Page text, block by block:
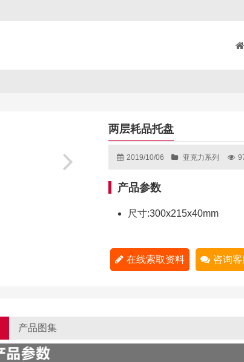
两层耗品托盘
2019/10/06 亚克力系列
产品参数
尺寸:300x215x40mm
在线索取资料 咨询
产品图集